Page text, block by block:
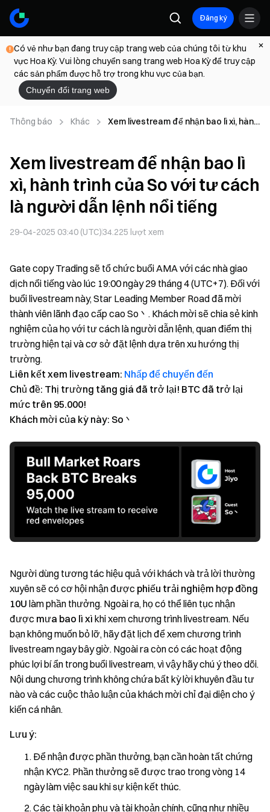
Đăng ký
Có vẻ như bạn đang truy cập trang web của chúng tôi từ khu
vực Hoa Kỳ. Vui lòng chuyển sang trang web Hoa Kỳ để truy cập
các sản phẩm được hỗ trợ trong khu vực của bạn.
Chuyển đổi trang web
Thông báo Khác
Xem livestream để nhận bao lì xì, hành
Xem livestream để nhận bao lì
xì, hành trình của So với tư cách
là người dẫn lệnh nổi tiếng
29-04-2025 03:40 (UTC)34.225 lượt xem
Gate copy Trading sẽ tổ chức buổi AMA với các nhà giao
dịch nổi tiếng vào lúc 19:00 ngày 29 tháng 4 (UTC+7). Đối với
buổi livestream này, Star Leading Member Road đã mời
thành viên lãnh đạo cấp cao So丶. Khách mời sẽ chia sẻ kinh
nghiệm của họ với tư cách là người dẫn lệnh, quan điểm thị
trường hiện tại và cơ sở đặt lệnh dựa trên xu hướng thị
trường.
Liên kết xem livestream: Nhấp để chuyển đến
Chủ đề: Thị trường tăng giá đã trở lại! BTC đã trở lại
mức trên 95.000!
Khách mời của kỳ này: So丶
Người dùng tương tác hiệu quả với khách và trả lời thường
xuyên sẽ có cơ hội nhận được phiếu trải nghiệm hợp đồng
10U làm phần thưởng. Ngoài ra, họ có thể liên tục nhận
được mưa bao lì xì khi xem chương trình livestream. Nếu
bạn không muốn bỏ lỡ, hãy đặt lịch để xem chương trình
livestream ngay bây giờ. Ngoài ra còn có các hoạt động
phúc lợi bí ẩn trong buổi livestream, vì vậy hãy chú ý theo dõi.
Nội dung chương trình không chứa bất kỳ lời khuyên đầu tư
nào và các cuộc thảo luận của khách mời chỉ đại diện cho ý
kiến cá nhân.
Lưu ý:
Để nhận được phần thưởng, bạn cần hoàn tất chứng
nhận KYC2. Phần thưởng sẽ được trao trong vòng 14
ngày làm việc sau khi sự kiện kết thúc.
Các tài khoản phụ và tài khoản chính, cũng như nhiều